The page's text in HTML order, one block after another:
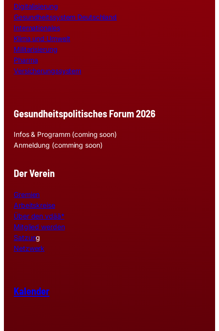
Digitalisierung
Gesundheitssystem Deutschland
Internationales
Klima und Umwelt
Militarisierung
Pharma
Versicherungssystem
Gesundheitspolitisches Forum 2026
Infos & Programm (coming soon)
Anmeldung (comming soon)
Der Verein
Gremien
Arbeitskreise
Über den vdää*
Mitglied werden
Satzung
Netzwerk
Kalender